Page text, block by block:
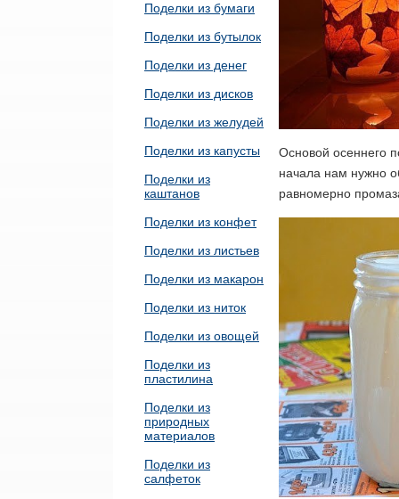
Поделки из бумаги
Поделки из бутылок
Поделки из денег
Поделки из дисков
Поделки из желудей
Поделки из капусты
Поделки из
каштанов
Поделки из конфет
Поделки из листьев
Поделки из макарон
Поделки из ниток
Поделки из овощей
Поделки из
пластилина
Поделки из
природных
материалов
Поделки из
салфеток
Основой осеннего
начала нам нужно
равномерно